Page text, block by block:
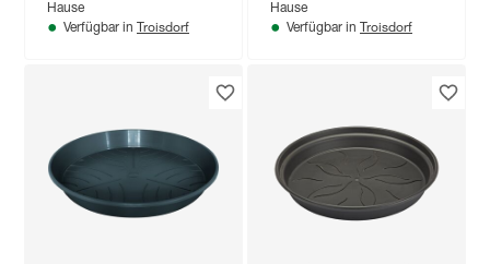
Hause
Verfügbar in Troisdorf
Hause
Verfügbar in Troisdorf